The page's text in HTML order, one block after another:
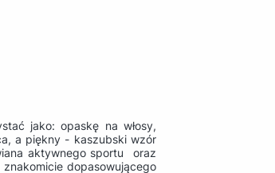
jako: opaskę na włosy,
a piękny - kaszubski wzór
aktywnego sportu oraz
dopasowującego